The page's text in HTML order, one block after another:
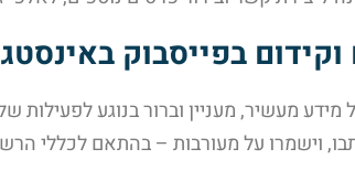
בפייסבוק
מעשיר, מעניין וברור בנוגע
וישמרו על מעורבות – בהתאם לכללי